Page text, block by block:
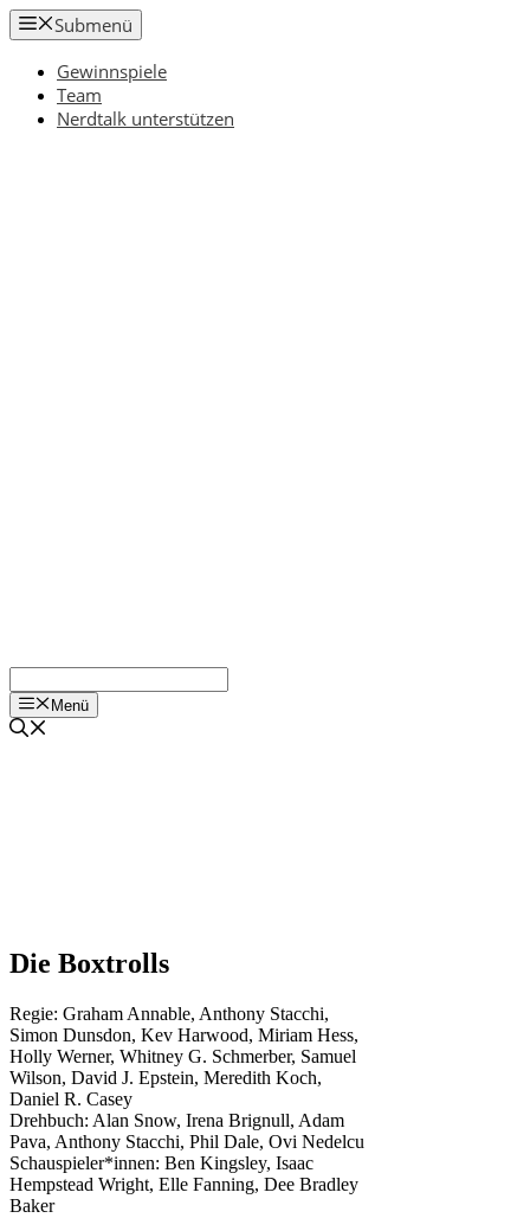
Zum
Inhalt
springen
Submenü
Gewinnspiele
Team
Nerdtalk unterstützen
Menü
Die Boxtrolls
Regie: Graham Annable, Anthony Stacchi,
Simon Dunsdon, Kev Harwood, Miriam Hess,
Holly Werner, Whitney G. Schmerber, Samuel
Wilson, David J. Epstein, Meredith Koch,
Daniel R. Casey
Drehbuch: Alan Snow, Irena Brignull, Adam
Pava, Anthony Stacchi, Phil Dale, Ovi Nedelcu
Schauspieler*innen: Ben Kingsley, Isaac
Hempstead Wright, Elle Fanning, Dee Bradley
Baker